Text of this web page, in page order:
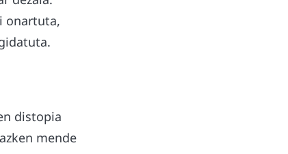
onartuta,
distopia
mende